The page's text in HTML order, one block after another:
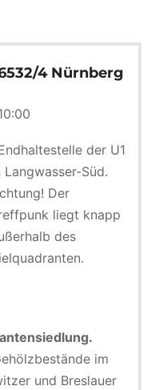
4 Nürnberg
der U1
Langwasser-Süd.
Der
liegt knapp
des
im
und Breslauer